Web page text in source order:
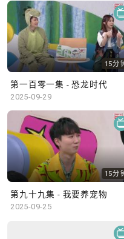
15分
第一百零一集 - 恐龙时代
2025-09-29
15分
第九十九集 - 我要养宠物
2025-09-25